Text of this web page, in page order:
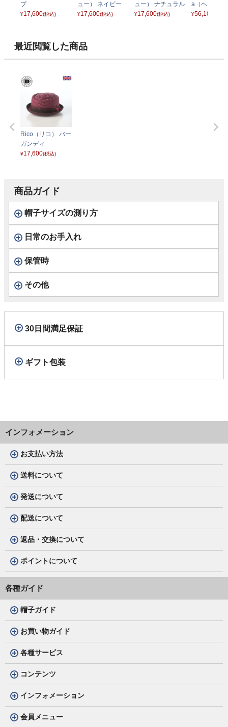
プ
¥17,600(税込)
ュー） ネイビー
¥17,600(税込)
ュー） ナチュラル
¥17,600(税込)
a（ヘンプブ
ド ピッコラ
¥56,100
最近閲覧した商品
Rico（リコ） バー
ガンディ
¥17,600(税込)
商品ガイド
帽子サイズの測り方
日常のお手入れ
保管時
その他
30日間満足保証
ギフト包装
インフォメーション
お支払い方法
送料について
発送について
配送について
返品・交換について
ポイントについて
各種ガイド
帽子ガイド
お買い物ガイド
各種サービス
コンテンツ
インフォメーション
会員メニュー